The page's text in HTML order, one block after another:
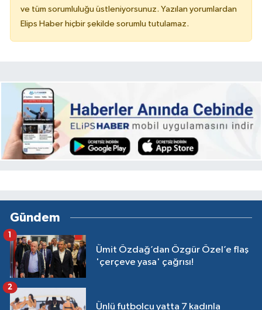
ve tüm sorumluluğu üstleniyorsunuz. Yazılan yorumlardan
Elips Haber hiçbir şekilde sorumlu tutulamaz.
Gündem
Ümit Özdağ’dan Özgür Özel’e flaş
'çerçeve yasa' çağrısı!
1
Ünlü futbolcu yatta 7 kadınla
2